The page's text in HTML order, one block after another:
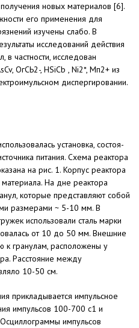
новых материалов [6].
его при­менения для
изучены слабо. В
исследований действия
в частности, исследован
ОгСЬ2-, HSiCb , Ni2*, Мп2+ из
дис­пергировании.
установка, состоя­
питания. Схема реактора
на рис. 1. Корпус реактора
матери­ала. На дне реактора
которые представляют собой
размерами ~ 5-10 мм. В
использовали сталь марки
от 10 до 50 мм. Внеш­ние
к гранулам, расположены у
Расстоя­ние между
10-50 см.
прикладывается импульсное
им­пульсов 100-700 с1 и
импульсов